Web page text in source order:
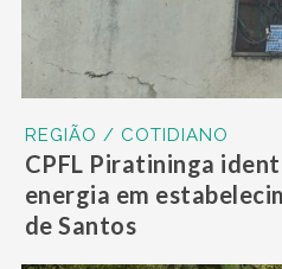
REGIÃO / COTIDIANO
CPFL Piratininga
energia em
de Santos